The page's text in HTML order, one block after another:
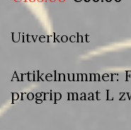
was:
€185.00.
Uitverkocht
Artikelnummer:
progrip maat L